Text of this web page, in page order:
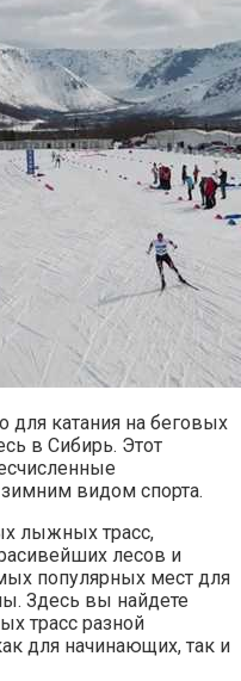
для катания на беговых
в Сибирь. Этот
видом спорта.
лыжных трасс,
лесов и
популярных мест для
Здесь вы найдете
трасс разной
для начинающих, так и